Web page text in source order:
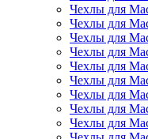
Чехлы для
Чехлы для
Чехлы для
Чехлы для
Чехлы для
Чехлы для
Чехлы для
Чехлы для
Чехлы для